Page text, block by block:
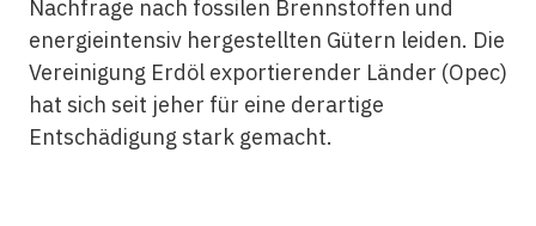
Nachfrage nach fossilen Brennstoffen und
energieintensiv hergestellten Gütern leiden. Die
Vereinigung Erdöl exportierender Länder (Opec)
hat sich seit jeher für eine derartige
Entschädigung stark gemacht.